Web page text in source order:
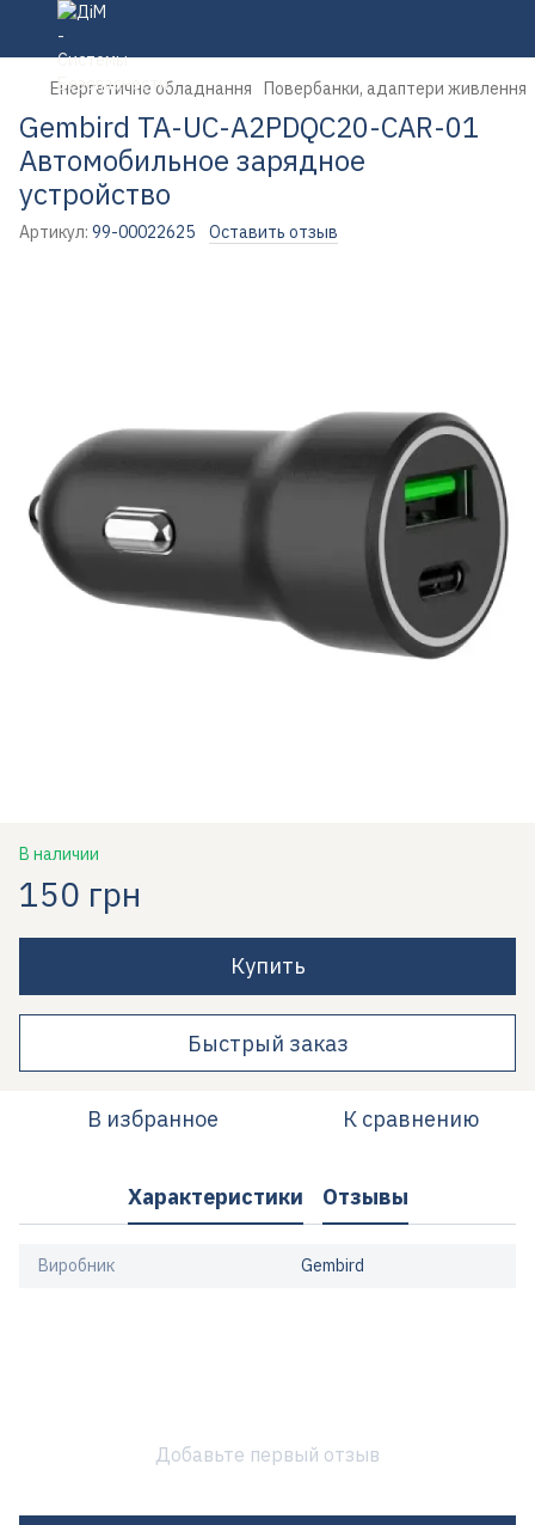
Енергетичне обладнання Повербанки, адаптери живлення
Gembird TA-UC-A2PDQC20-CAR-01
Автомобильное зарядное
устройство
Артикул: 99-00022625 Оставить отзыв
В наличии
150 грн
Купить
Быстрый заказ
В избранное К сравнению
Характеристики Отзывы
Виробник Gembird
Добавьте первый отзыв